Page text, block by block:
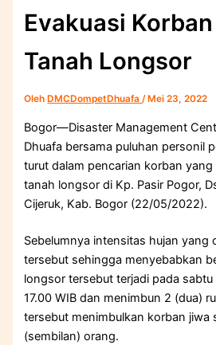
Evakuasi
Tanah Longsor
Oleh DMCDompetDhuafa/ Mei 23, 2022
Bogor—Disaster Management
Dhuafa bersama puluhan personil
turut dalam pencarian korban
tanah longsor di Kp. Pasir Pogor,
Cijeruk, Kab. Bogor (22/05/2022).
Sebelumnya intensitas hujan yang
tersebut sehingga menyebabkan
longsor tersebut terjadi pada
17.00 WIB dan menimbun 2 (dua)
tersebut menimbulkan korban jiwa
(sembilan) orang.